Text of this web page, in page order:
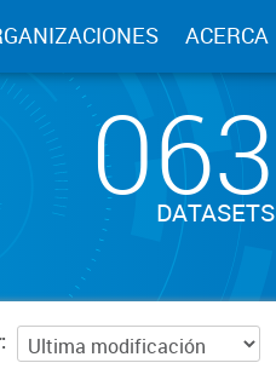
ACERCA
063
DATASETS